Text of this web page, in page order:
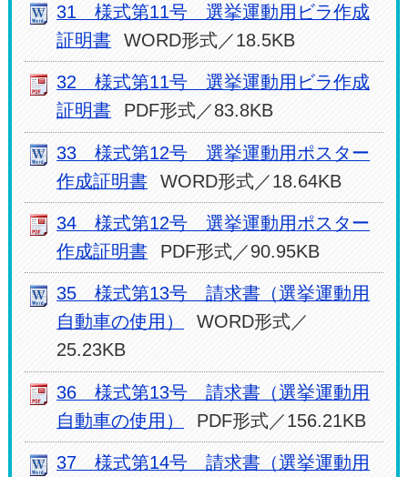
31 様式第11号 選挙運動用ビラ作成
証明書
WORD形式／18.5KB
32 様式第11号 選挙運動用ビラ作成
証明書
PDF形式／83.8KB
33 様式第12号 選挙運動用ポスター
作成証明書
WORD形式／18.64KB
34 様式第12号 選挙運動用ポスター
作成証明書
PDF形式／90.95KB
35 様式第13号 請求書（選挙運動用
自動車の使用）
WORD形式／
25.23KB
36 様式第13号 請求書（選挙運動用
自動車の使用）
PDF形式／156.21KB
37 様式第14号 請求書（選挙運動用